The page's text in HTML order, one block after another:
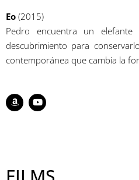
Eo (2015)
Pedro encuentra un
descubrimiento para
contemporánea que cambia la